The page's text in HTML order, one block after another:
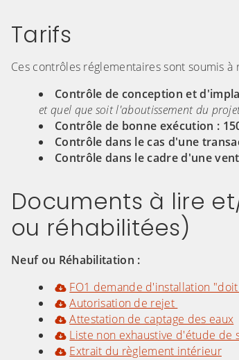
Tarifs
Ces contrôles réglementaires sont soumis
Contrôle de conception et
et quel que soit l'aboutissement du
Contrôle de bonne exécution :
Contrôle dans le cas d'une
Contrôle dans le cadre d'une
Documents à lire
ou réhabilitées)
Neuf ou Réhabilitation :
FO1 demande d'installation
Autorisation de rejet
Attestation de captage des eaux
Liste non exhaustive d'étude de
Extrait du règlement intérieur